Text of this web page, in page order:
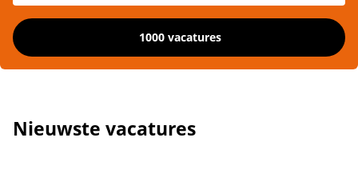
1000 vacatures
Nieuwste vacatures